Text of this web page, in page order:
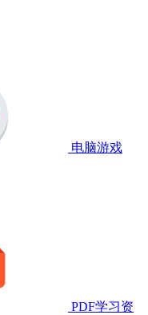
电脑游戏
PDF学习资